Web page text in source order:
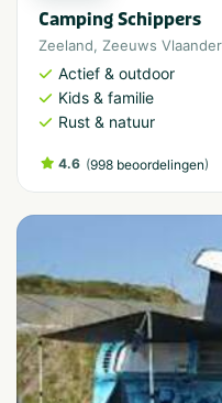
Camping Schippers
Zeeland, Zeeuws
Actief & outdoor
Kids & familie
Rust & natuur
4.6 (998 beoordelingen)